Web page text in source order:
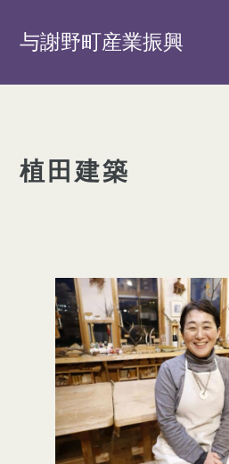
与謝野町産業振興
植田建築